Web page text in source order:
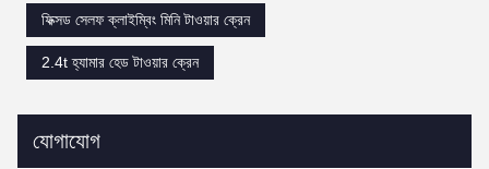
ফিক্সড সেলফ ক্লাইম্বিং মিনি টাওয়ার ক্রেন
2.4t হ্যামার হেড টাওয়ার ক্রেন
যোগাযোগ